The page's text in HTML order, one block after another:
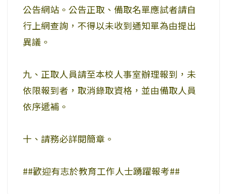
公告網站。公告正取、備取名單應試者請自
行上網查詢，不得以未收到通知單為由提出
異議。
九、正取人員請至本校人事室辦理報到，未
依限報到者，取消錄取資格，並由備取人員
依序遞補。
十、請務必詳閱簡章。
##歡迎有志於教育工作人士踴躍報考##